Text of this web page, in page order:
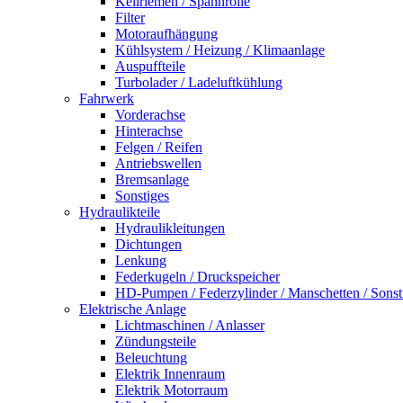
Filter
Motoraufhängung
Kühlsystem / Heizung / Klimaanlage
Auspuffteile
Turbolader / Ladeluftkühlung
Fahrwerk
Vorderachse
Hinterachse
Felgen / Reifen
Antriebswellen
Bremsanlage
Sonstiges
Hydraulikteile
Hydraulikleitungen
Dichtungen
Lenkung
Federkugeln / Druckspeicher
HD-Pumpen / Federzylinder / Manschetten /
Elektrische Anlage
Lichtmaschinen / Anlasser
Zündungsteile
Beleuchtung
Elektrik Innenraum
Elektrik Motorraum